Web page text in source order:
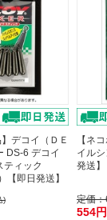
デコイ（ＤＥ
DS-6 デコイ
ティック
即日発送】
)
【ネ
イル
発送】
定価：
554円